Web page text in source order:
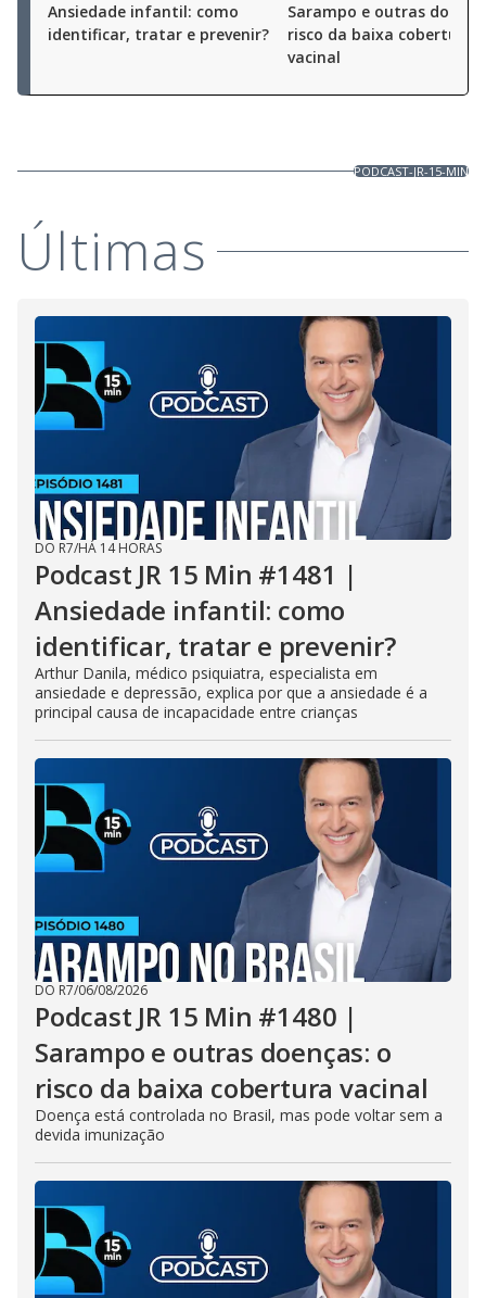
Ansiedade infantil: como
identificar, tratar e prevenir?
Sarampo e outras
risco da baixa cobertura
vacinal
PODCAST-JR-15-MIN
Últimas
DO R7/HÁ 14 HORAS
Podcast JR 15 Min #1481 |
Ansiedade infantil: como
identificar, tratar e prevenir?
Arthur Danila, médico psiquiatra, especialista em
ansiedade e depressão, explica por que a ansiedade é a
principal causa de incapacidade entre crianças
DO R7/06/08/2026
Podcast JR 15 Min #1480 |
Sarampo e outras doenças: o
risco da baixa cobertura vacinal
Doença está controlada no Brasil, mas pode voltar sem a
devida imunização